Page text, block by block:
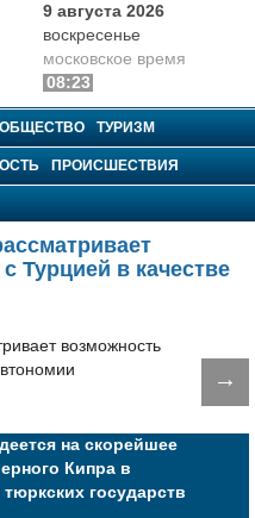
9 августа 2026
воскресенье
московское время
08:23
ОБЩЕСТВО ТУРИЗМ
ПРОИСШЕСТВИЯ
Турцией в качестве
→